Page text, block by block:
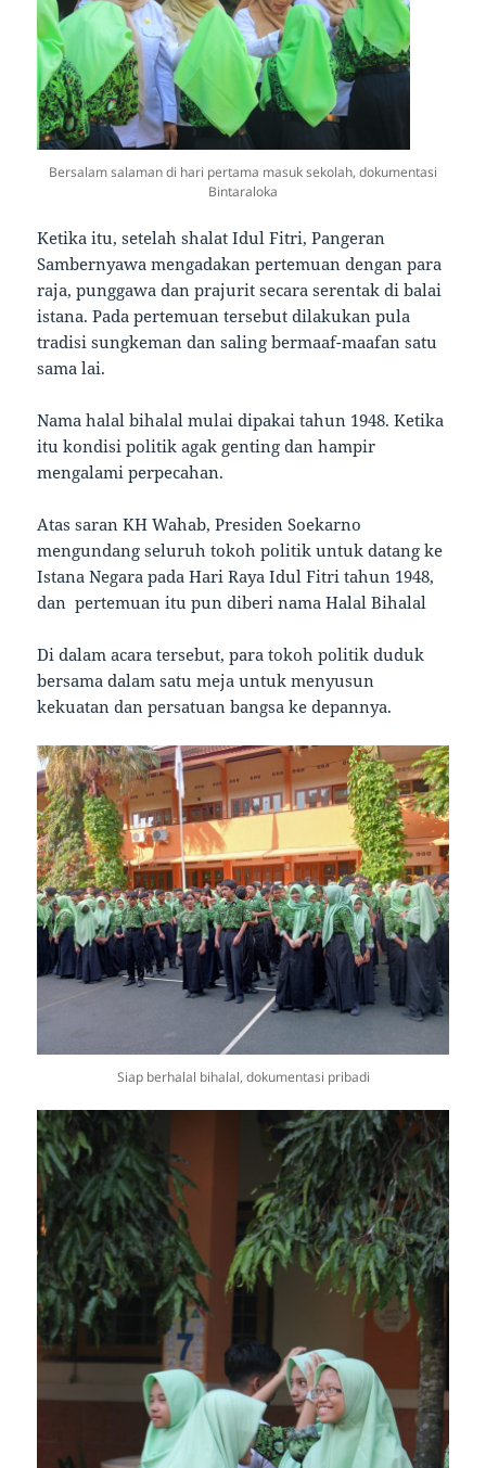
Bersalam salaman di hari pertama masuk sekolah, dokumentasi
Bintaraloka
Ketika itu, setelah shalat Idul Fitri, Pangeran
Sambernyawa mengadakan pertemuan dengan para
raja, punggawa dan prajurit secara serentak di balai
istana. Pada pertemuan tersebut dilakukan pula
tradisi sungkeman dan saling bermaaf-maafan satu
sama lai.
Nama halal bihalal mulai dipakai tahun 1948. Ketika
itu kondisi politik agak genting dan hampir
mengalami perpecahan.
Atas saran KH Wahab, Presiden Soekarno
mengundang seluruh tokoh politik untuk datang ke
Istana Negara pada Hari Raya Idul Fitri tahun 1948,
dan pertemuan itu pun diberi nama Halal Bihalal
Di dalam acara tersebut, para tokoh politik duduk
bersama dalam satu meja untuk menyusun
kekuatan dan persatuan bangsa ke depannya.
Siap berhalal bihalal, dokumentasi pribadi